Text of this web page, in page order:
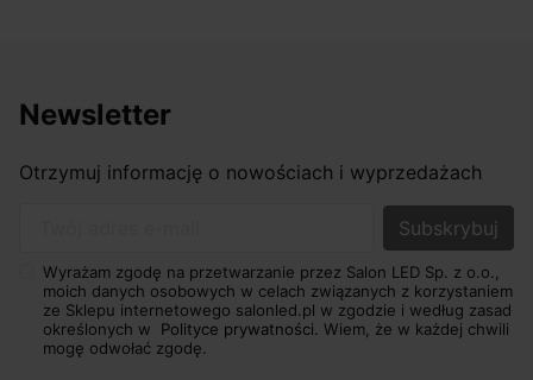
Newsletter
Otrzymuj informację o nowościach i wyprzedażach
Wyrażam zgodę na przetwarzanie przez Salon LED Sp. z o.o.,
moich danych osobowych w celach związanych z korzystaniem
ze Sklepu internetowego salonled.pl w zgodzie i według zasad
określonych w Polityce prywatności. Wiem, że w każdej chwili
mogę odwołać zgodę.